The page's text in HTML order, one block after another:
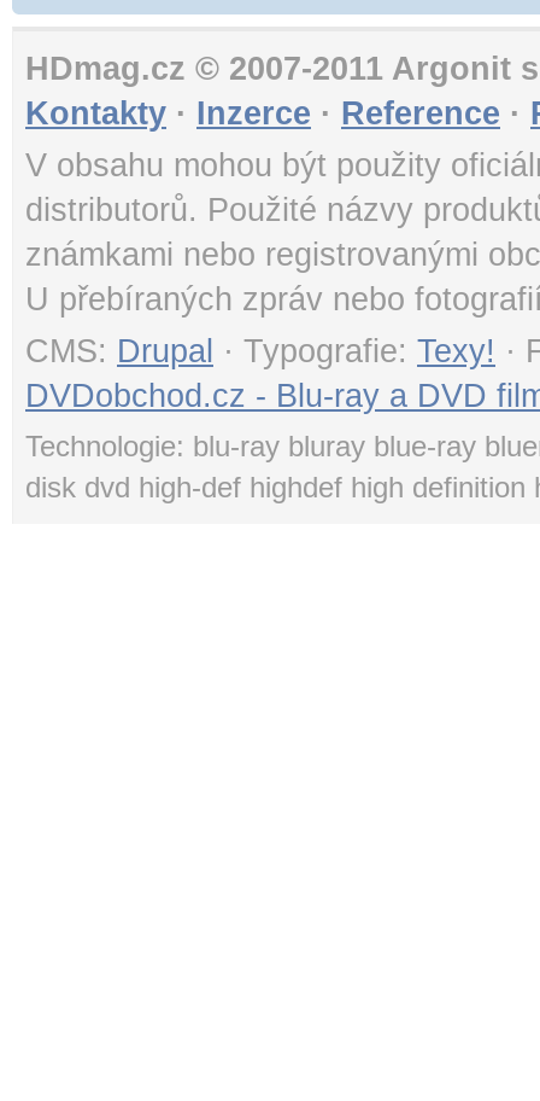
HDmag.cz © 2007-2011 Argonit
Kontakty · Inzerce · Reference ·
V obsahu mohou být použity
distributorů. Použité názvy
známkami nebo registrovanými
U přebíraných zpráv nebo
CMS: Drupal · Typografie: Texy! ·
DVDobchod.cz - Blu-ray a DVD
Technologie: blu-ray bluray blue-ray
disk dvd high-def highdef high